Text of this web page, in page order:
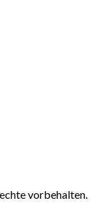
vorbehalten.